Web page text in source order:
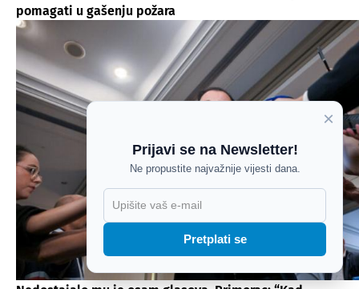
pomagati u gašenju požara
×
Prijavi se na Newsletter!
Ne propustite najvažnije vijesti dana.
Pretplati se